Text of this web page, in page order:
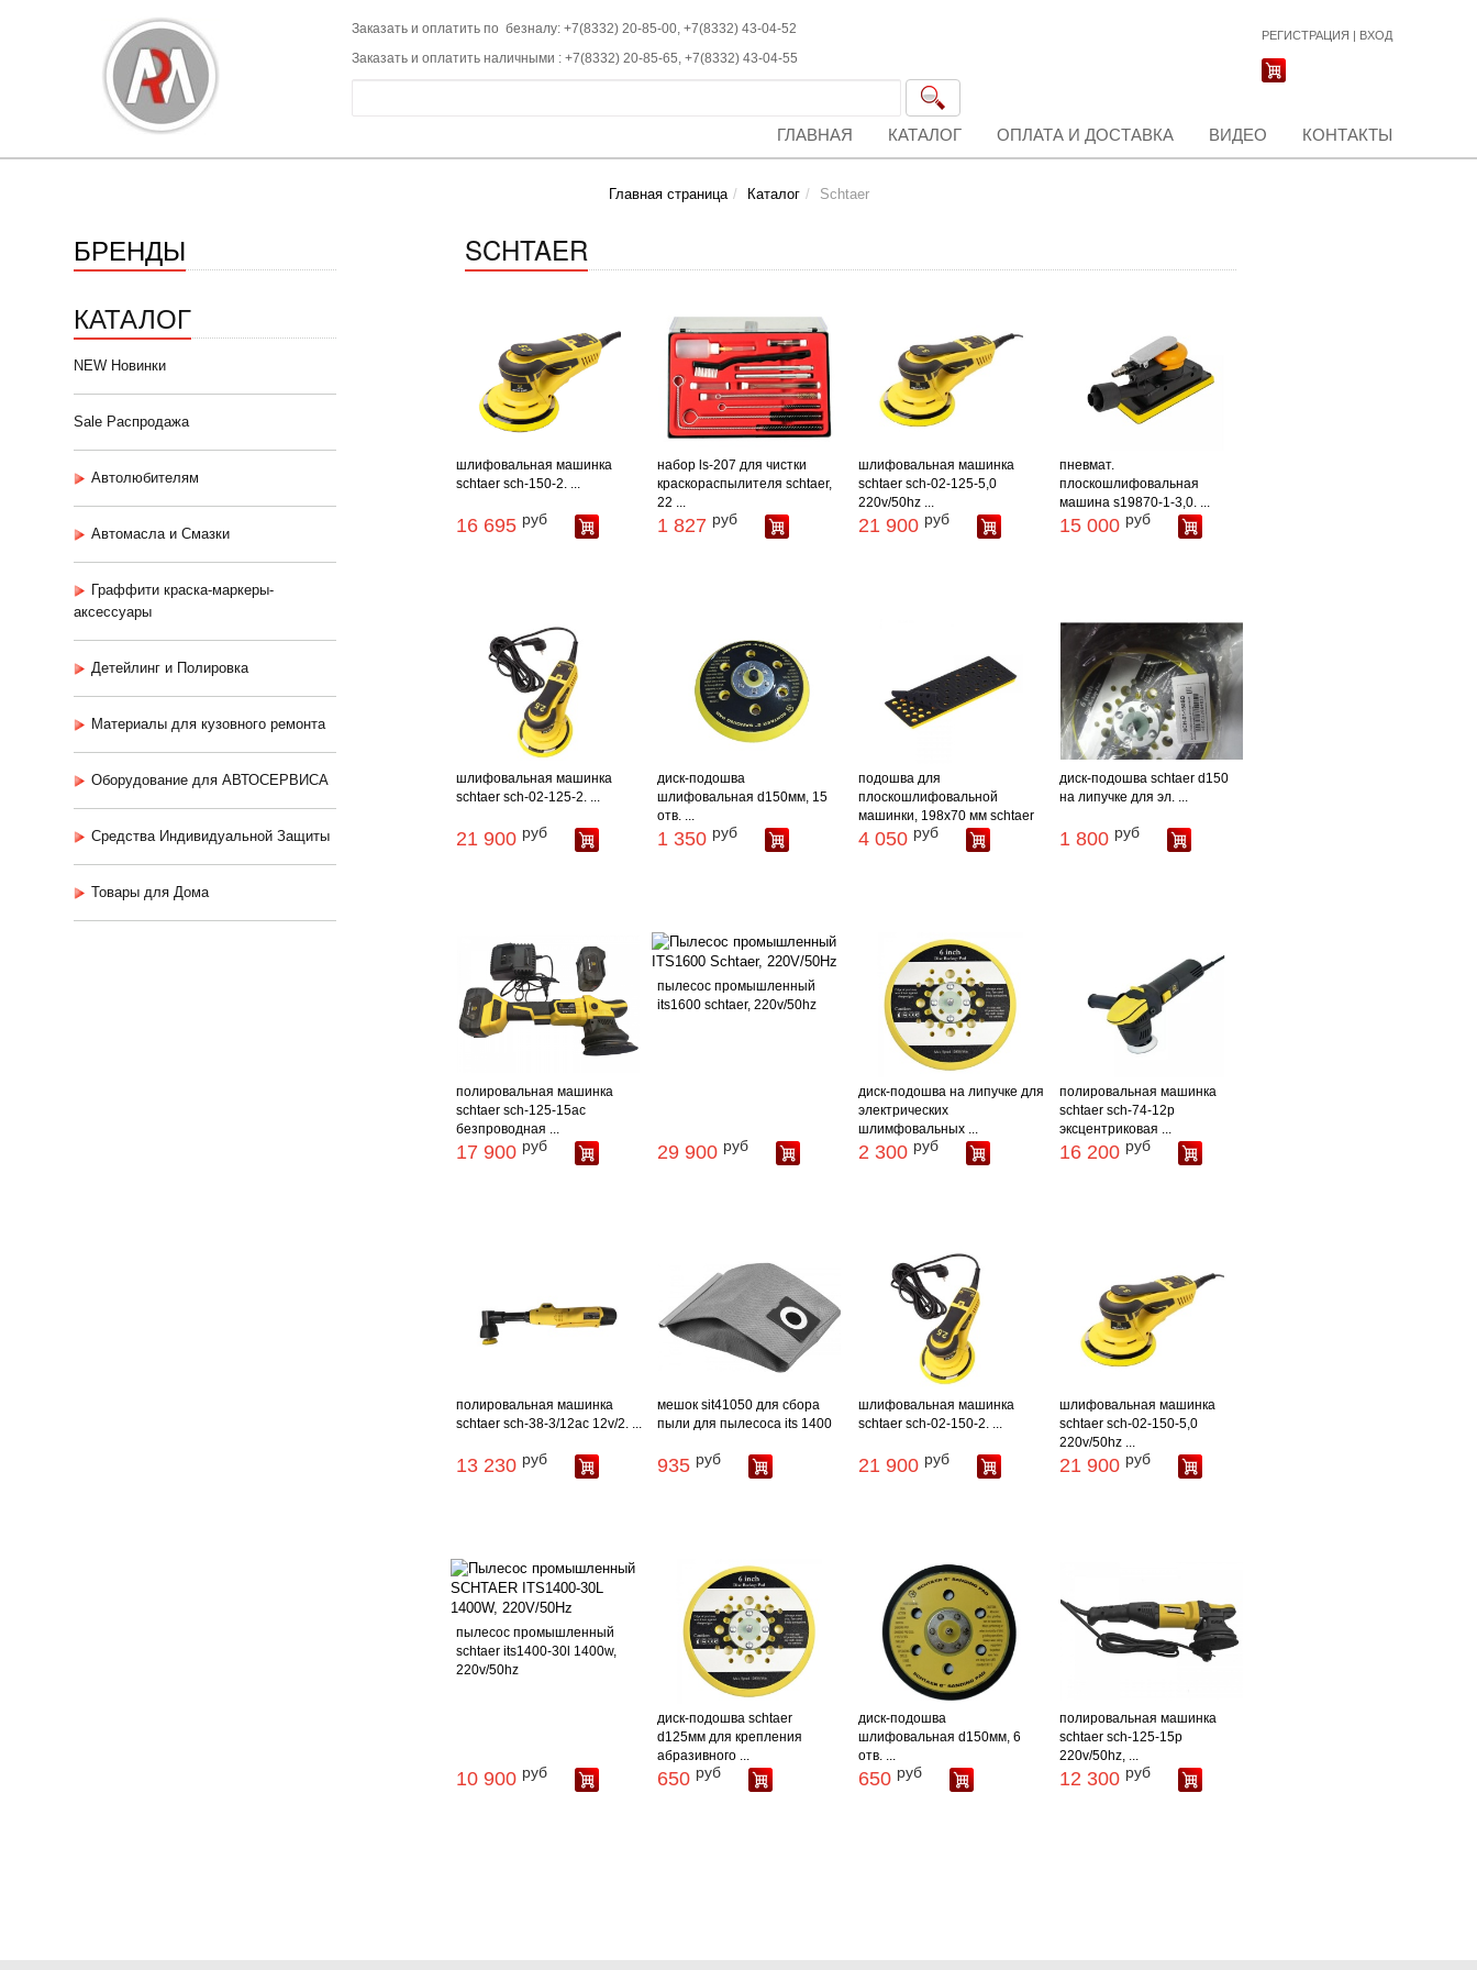
Заказать и оплатить по безналу: +7(8332) 20-85-00, +7(8332) 43-04-52
Заказать и оплатить наличными : +7(8332) 20-85-65, +7(8332) 43-04-55
РЕГИСТРАЦИЯ | ВХОД
ГЛАВНАЯ КАТАЛОГ ОПЛАТА И ДОСТАВКА ВИДЕО КОНТАКТЫ
Главная страница Каталог Schtaer
БРЕНДЫ
КАТАЛОГ
NEW Новинки
Sale Распродажа
Автолюбителям
Автомасла и Смазки
Граффити краска-маркеры-
аксессуары
Детейлинг и Полировка
Материалы для кузовного ремонта
Оборудование для АВТОСЕРВИСА
Средства Индивидуальной Защиты
Товары для Дома
SCHTAER
шлифовальная машинка
schtaer sch-150-2. ...
16 695 руб
набор ls-207 для чистки
краскораспылителя schtaer,
22 ...
1 827 руб
шлифовальная машинка
schtaer sch-02-125-5,0
220v/50hz ...
21 900 руб
пневмат.
плоскошлифовальная
машина s19870-1-3,0. ...
15 000 руб
шлифовальная машинка
schtaer sch-02-125-2. ...
21 900 руб
диск-подошва
шлифовальная d150мм, 15
отв. ...
1 350 руб
подошва для
плоскошлифовальной
машинки, 198х70 мм schtaer
4 050 руб
диск-подошва schtaer d150
на липучке для эл. ...
1 800 руб
полировальная машинка
schtaer sch-125-15ac
безпроводная ...
17 900 руб
пылесос промышленный
its1600 schtaer, 220v/50hz
29 900 руб
диск-подошва на липучке для
электрических
шлимфовальных ...
2 300 руб
полировальная машинка
schtaer sch-74-12p
эксцентриковая ...
16 200 руб
полировальная машинка
schtaer sch-38-3/12ac 12v/2. ...
13 230 руб
мешок sit41050 для сбора
пыли для пылесоса its 1400
935 руб
шлифовальная машинка
schtaer sch-02-150-2. ...
21 900 руб
шлифовальная машинка
schtaer sch-02-150-5,0
220v/50hz ...
21 900 руб
пылесос промышленный
schtaer its1400-30l 1400w,
220v/50hz
10 900 руб
диск-подошва schtaer
d125мм для крепления
абразивного ...
650 руб
диск-подошва
шлифовальная d150мм, 6
отв. ...
650 руб
полировальная машинка
schtaer sch-125-15p
220v/50hz, ...
12 300 руб